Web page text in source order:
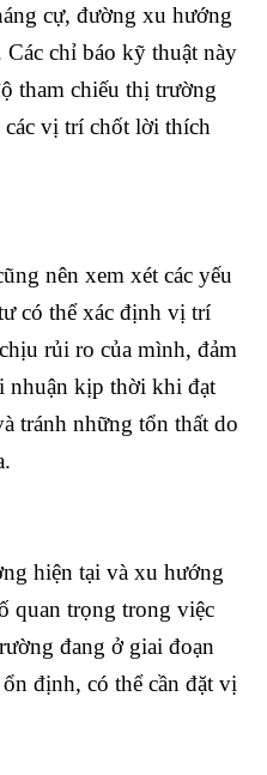
cự, đường xu hướng
chỉ báo kỹ thuật này
tham chiếu thị trường
vị trí chốt lời thích
nên xem xét các yếu
có thể xác định vị trí
rủi ro của mình, đảm
nhuận kịp thời khi đạt
tránh những tổn thất do
hiện tại và xu hướng
quan trọng trong việc
đang ở giai đoạn
định, có thể cần đặt vị